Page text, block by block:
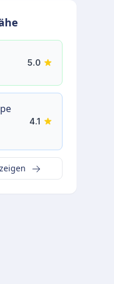
5.0
4.1